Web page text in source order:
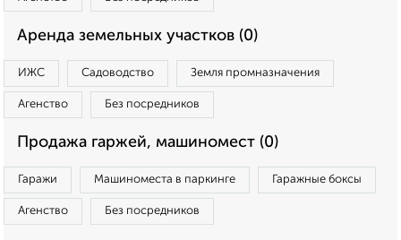
Аренда земельных участков (0)
ИЖС Садоводство Земля промназначения
Агенство Без посредников
Продажа гаржей, машиномест (0)
Гаражи Машиноместа в паркинге Гаражные боксы
Агенство Без посредников